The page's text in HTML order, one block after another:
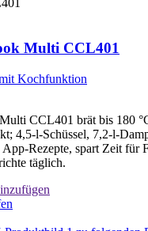
Multi CCL401
Kochfunktion
CCL401 brät bis 180
4,5-l-Schüssel, 7,2-l-
App-Rezepte, spart Zeit für
täglich.